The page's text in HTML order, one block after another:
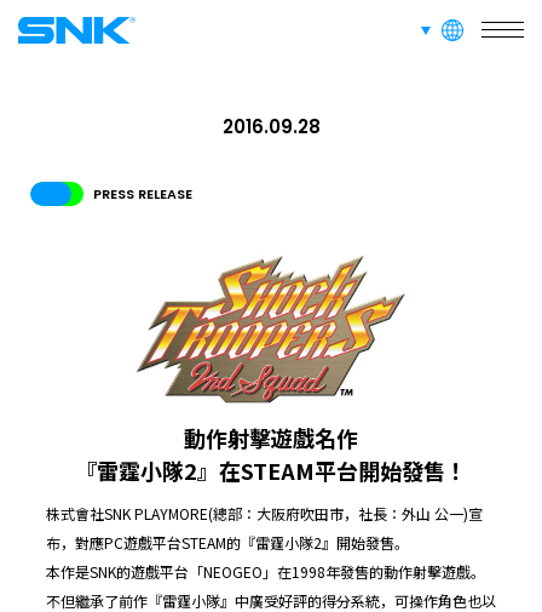
languages
SERVICE
業務介紹
招募資訊 面向愛好者的內容
PRESS RELEASE
2016.09.28
動作射擊遊戲名作
『雷霆小隊2』在STEAM平台開始發售！
株式會社SNK PLAYMORE(總部：大阪府吹田市，社長：外山 公一)宣
布，對應PC遊戲平台STEAM的『雷霆小隊2』開始發售。
本作是SNK的遊戲平台「NEOGEO」在1998年發售的動作射擊遊戲。
不但繼承了前作『雷霆小隊』中廣受好評的得分系統，可操作角色也以